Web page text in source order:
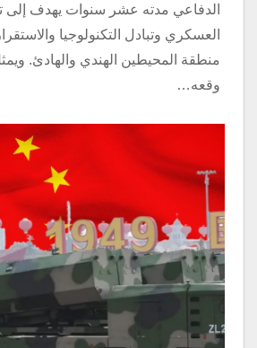
الدفاعي مدته عشر سنوات يهدف إلى
العسكري وتبادل التكنولوجيا
منطقة المحيطين الهندي والهادئ.
وقعه…